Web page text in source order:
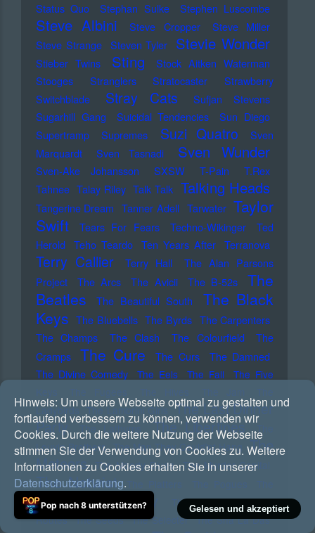
Status Quo
Stephan Sulke Stephen Luscombe
Steve Albini Steve Cropper
Steve Miller
Steve Strange Steven Tyler Stevie Wonder
Stieber Twins Sting
Stock Aitken Waterman
Stooges
Stranglers Stratocaster
Strawberry
Switchblade
Stray Cats
Sufjan Stevens
Sugarhill Gang
Suicidal Tendencies
Sun Diego
Supertramp
Supremes Suzi Quatro
Sven
Marquardt
Sven Tasnadi Sven Wunder
Sven-Ake Johansson SXSW T-Pain
T.Rex
Tahnee Talay Riley Talk Talk Talking Heads
Tangerine Dream Tanner Adell Tarwater Taylor
Swift
Tears For Fears Techno-Wikinger
Ted
Herold
Teho Teardo Ten Years After Terranova
Terry Callier Terry Hall
The Alan Parsons
Project
The Arcs The Avicii The B-52s
The
Beatles
The Beautiful South
The Black
Keys The Bluebells The Byrds The Carpenters
The Champs
The Clash The Colourfield
The
Cramps
The Cure The Curs
The Damned
The Divine Comedy
The Eels The Fall
The Five
Ladybirds
The Lambrini Girls
The Last Dinner
Party
The Lathums The Libertines
Louvin Brothers The Man They Could'nt Hang
The
Meteors The Moody Blues The Murder Capital
The Notwist
Police
The Prodigy The Residents
The
Routes The Seeds The Selecter The Sha La Das
Hinweis: Um unsere Webseite optimal zu gestalten und
fortlaufend verbessern zu können, verwenden wir
Cookies. Durch die weitere Nutzung der Webseite
stimmen Sie der Verwendung von Cookies zu. Weitere
Informationen zu Cookies erhalten Sie in unserer
Datenschutzerklärung.
Gelesen und akzeptiert
Pop nach 8 unterstützen?